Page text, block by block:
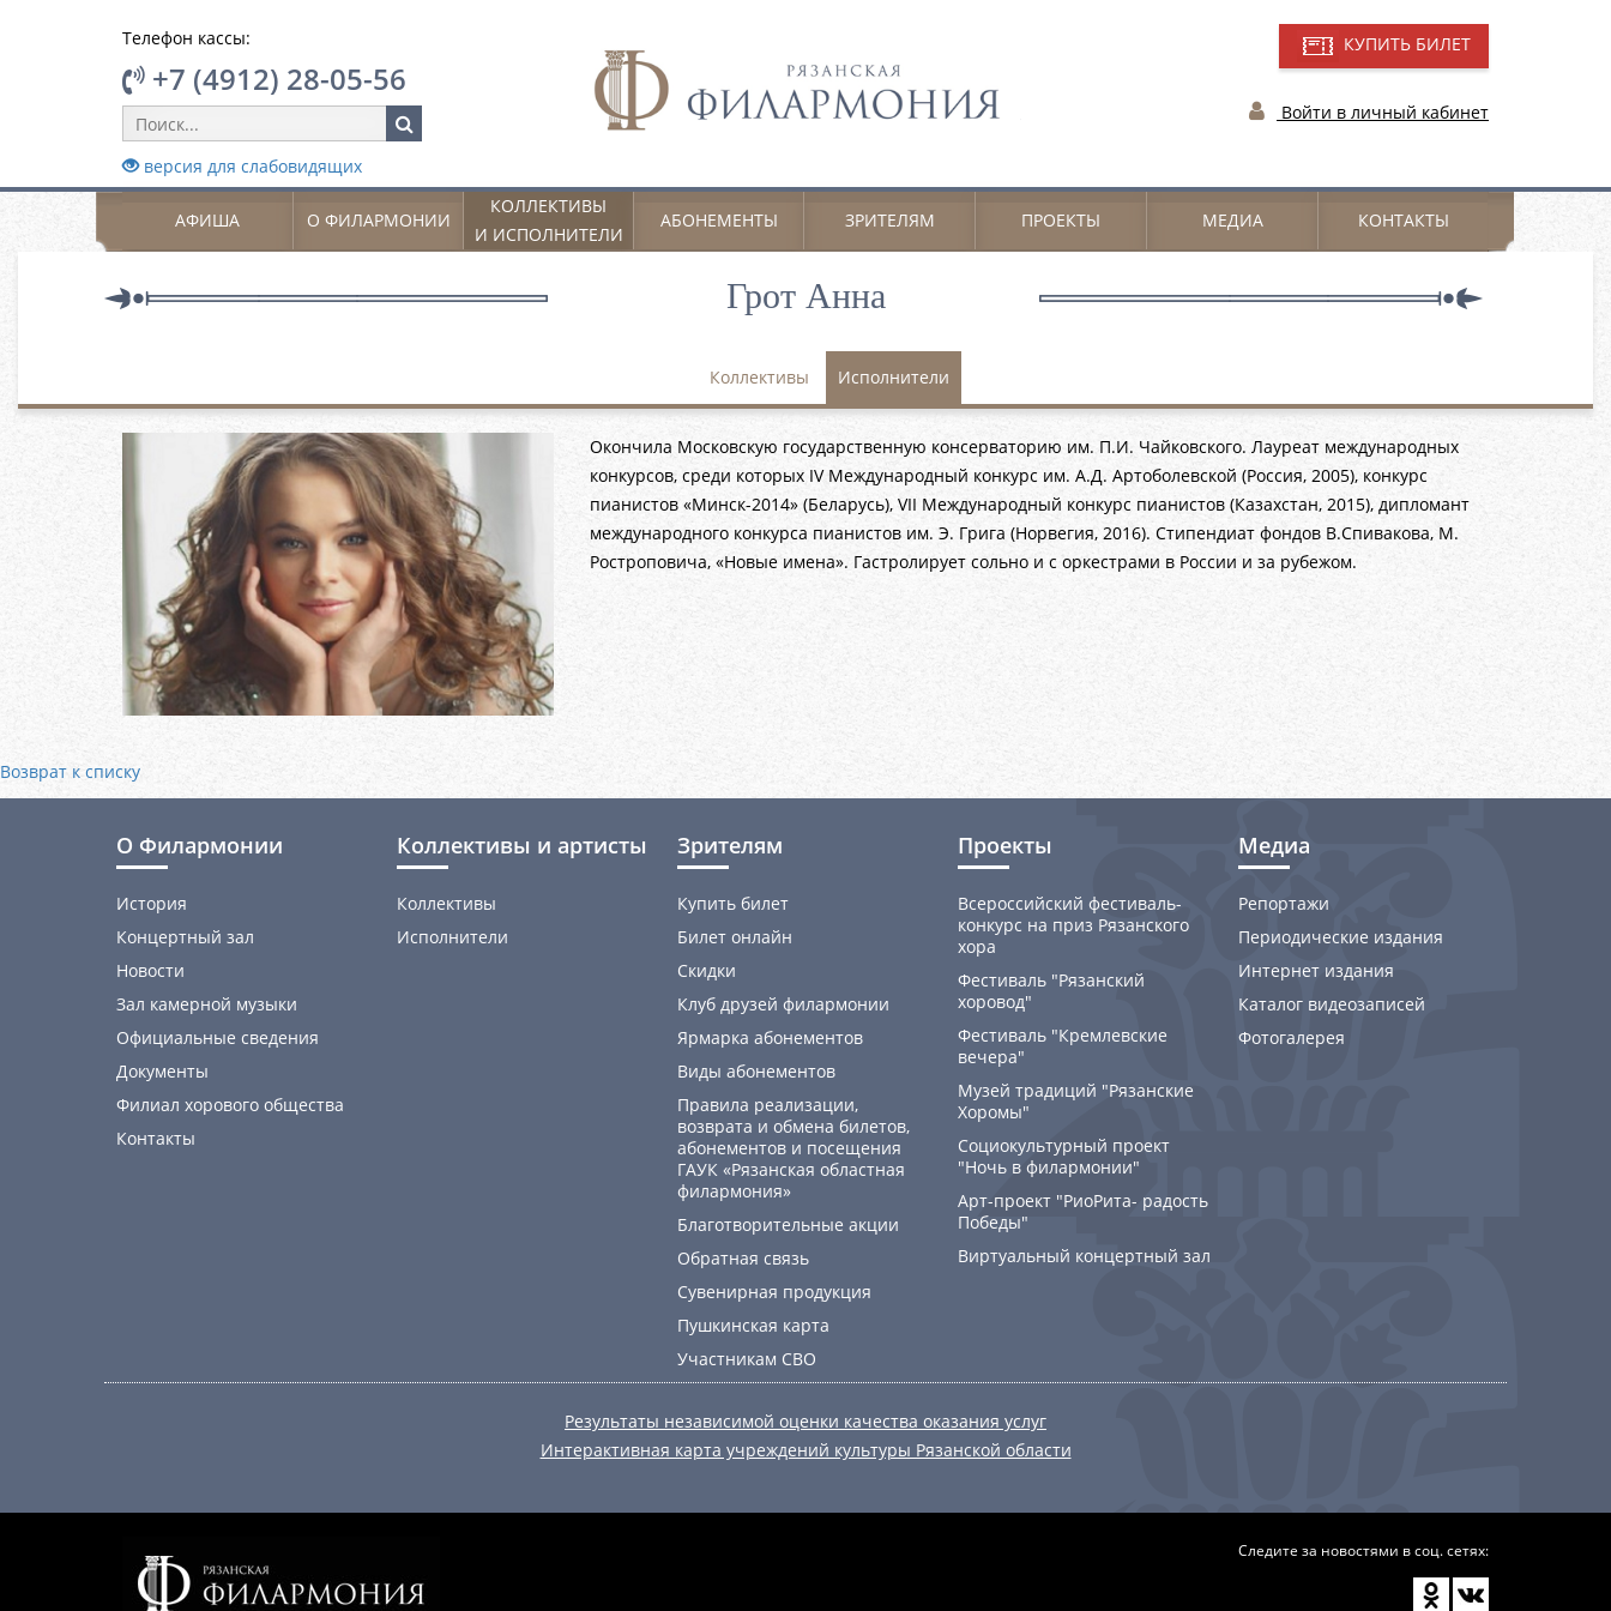
Телефон кассы:
+7 (4912) 28-05-56
версия для слабовидящих
КУПИТЬ БИЛЕТ
Войти в личный кабинет
АФИША О ФИЛАРМОНИИ
КОЛЛЕКТИВЫ
И ИСПОЛНИТЕЛИ
АБОНЕМЕНТЫ ЗРИТЕЛЯМ ПРОЕКТЫ МЕДИА КОНТАКТЫ
Грот Анна
Коллективы Исполнители
Окончила Московскую государственную консерваторию им. П.И. Чайковского. Лауреат международных
конкурсов, среди которых IV Международный конкурс им. А.Д. Артоболевской (Россия, 2005), конкурс
пианистов «Минск-2014» (Беларусь), VII Международный конкурс пианистов (Казахстан, 2015), дипломант
международного конкурса пианистов им. Э. Грига (Норвегия, 2016). Стипендиат фондов В.Спивакова, М.
Ростроповича, «Новые имена». Гастролирует сольно и с оркестрами в России и за рубежом.
Возврат к списку
О Филармонии
История
Концертный зал
Новости
Зал камерной музыки
Официальные сведения
Документы
Филиал хорового общества
Контакты
Коллективы и артисты
Коллективы
Исполнители
Зрителям
Купить билет
Билет онлайн
Скидки
Клуб друзей филармонии
Ярмарка абонементов
Виды абонементов
Правила реализации,
возврата и обмена билетов,
абонементов и посещения
ГАУК «Рязанская областная
филармония»
Благотворительные акции
Обратная связь
Сувенирная продукция
Пушкинская карта
Участникам СВО
Проекты
Всероссийский фестиваль-
конкурс на приз Рязанского
хора
Фестиваль "Рязанский
хоровод"
Фестиваль "Кремлевские
вечера"
Музей традиций "Рязанские
Хоромы"
Социокультурный проект
"Ночь в филармонии"
Арт-проект "РиоРита- радость
Победы"
Виртуальный концертный зал
Медиа
Репортажи
Периодические издания
Интернет издания
Каталог видеозаписей
Фотогалерея
Результаты независимой оценки качества оказания услуг
Интерактивная карта учреждений культуры Рязанской области
Следите за новостями в соц. сетях: